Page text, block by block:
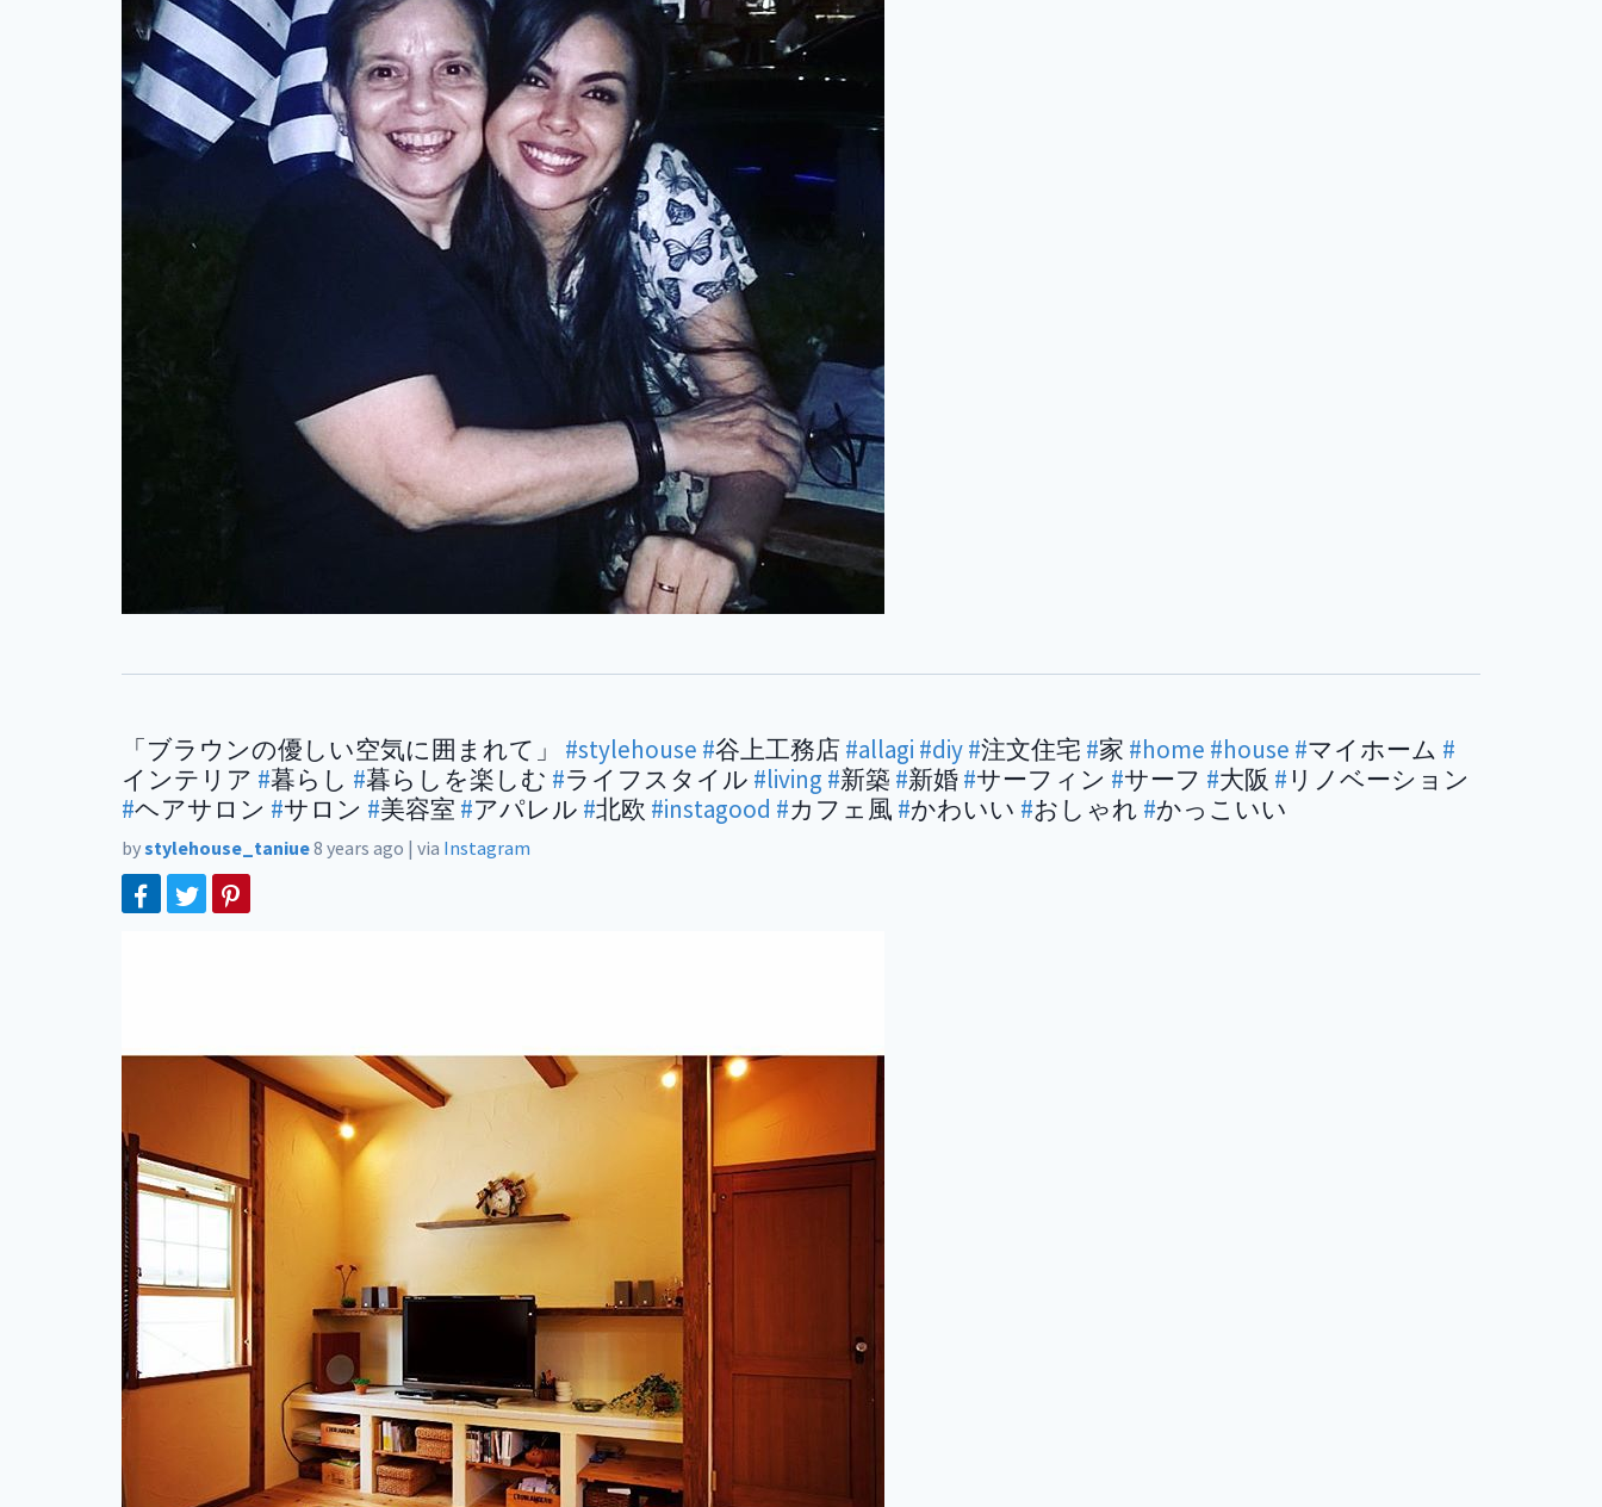
「ブラウンの優しい空気に囲まれて」 #stylehouse #谷上工務店 #allagi #diy#注文住宅 #家 #home #house #マイホーム #
インテリア #暮らし #暮らしを楽しむ #ライフスタイル #living #新築 #新婚#サーフィン #サーフ #大阪 # リノベーション
#ヘアサロン #サロン #美容室 #アパレル #北欧 #instagood #カフェ風 #かわいい #おしゃれ #かっこいい
bystylehouse_taniue8 years ago | via Instagram